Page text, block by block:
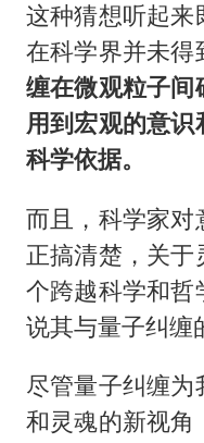
这种猜想听起来
在科学界并未得
缠在微观粒子
用到宏观的意
科学依据。
而且，科学家对
正搞清楚，关
个跨越科学和哲
说其与量子纠缠
尽管量子纠缠
和灵魂的新视角